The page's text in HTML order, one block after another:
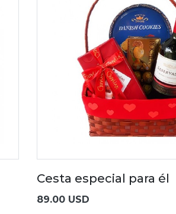
Cesta especial para él
89.00 USD